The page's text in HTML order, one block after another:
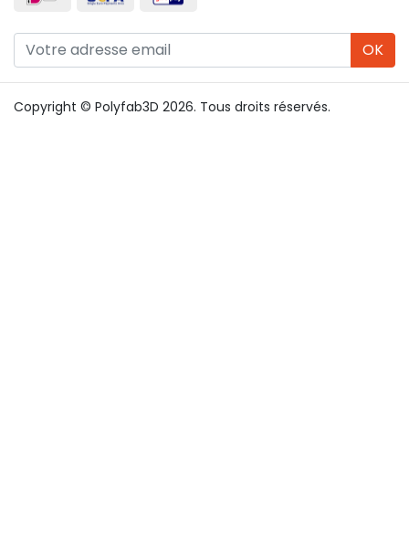
OK
Copyright © Polyfab3D 2026. Tous droits réservés.